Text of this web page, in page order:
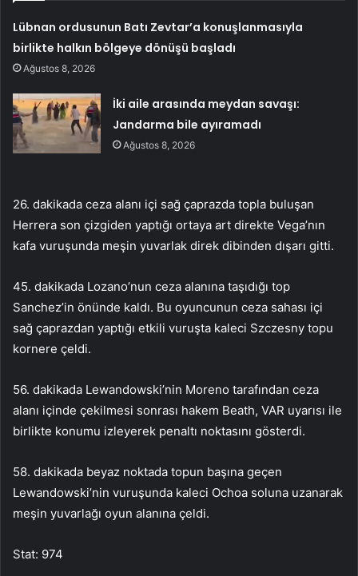
Lübnan ordusunun Batı Zevtar’a konuşlanmasıyla
birlikte halkın bölgeye dönüşü başladı
Ağustos 8, 2026
İki aile arasında meydan savaşı:
Jandarma bile ayıramadı
Ağustos 8, 2026
26. dakikada ceza alanı içi sağ çaprazda topla buluşan
Herrera son çizgiden yaptığı ortaya art direkte Vega’nın
kafa vuruşunda meşin yuvarlak direk dibinden dışarı gitti.
45. dakikada Lozano’nun ceza alanına taşıdığı top
Sanchez’in önünde kaldı. Bu oyuncunun ceza sahası içi
sağ çaprazdan yaptığı etkili vuruşta kaleci Szczesny topu
kornere çeldi.
56. dakikada Lewandowski’nin Moreno tarafından ceza
alanı içinde çekilmesi sonrası hakem Beath, VAR uyarısı ile
birlikte konumu izleyerek penaltı noktasını gösterdi.
58. dakikada beyaz noktada topun başına geçen
Lewandowski’nin vuruşunda kaleci Ochoa soluna uzanarak
meşin yuvarlağı oyun alanına çeldi.
Stat: 974